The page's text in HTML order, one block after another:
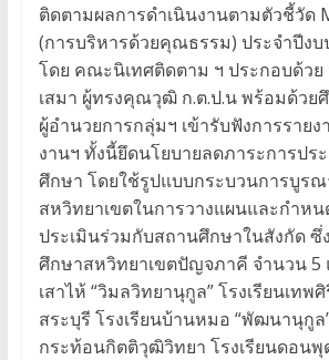
ติดตามผลการดำเนินงานตามตัวชี้วัด
(การบริหารด้วยคุณธรรม) ประจำปีง
โดย คณะนิเทศติดตาม ฯ ประกอบด้ว
เสมา ผู้ทรงคุณวุฒิ ก.ต.ป.น พร้อมด้วย
ผู้อำนวยการกลุ่มฯ เข้ารับฟังการราย
งานฯ ทั้งนี้ยึดนโยบายลดภาระการปร
ศึกษา โดยใช้รูปแบบกระบวนการบูร
สหวิทยาเขตในการวางแผนและกำห
ประเมินร่วมกับสถานศึกษาในสังกัด
ศึกษาสหวิทยาเขตปัญจภาคี จำนวน 5
เสาไห้ “วิมลวิทยานุกูล” โรงเรียนเท
สระบุรี โรงเรียนบ้านหมอ “พัฒนานุกูล
กระท้อนกิตติวุฒิวิทยา โรงเรียนดอนพุ